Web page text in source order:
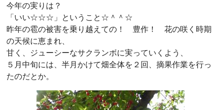
今年の実りは？
「いい☆☆☆」ということ☆＾＾☆
昨年の雹の被害を乗り越えての！ 豊作！ 花の咲く時期
の天候に恵まれ、
甘く、ジューシーなサクランボに実っていくよう、
５月中旬には、半月かけて畑全体を２回、摘果作業を行っ
たのだとか。